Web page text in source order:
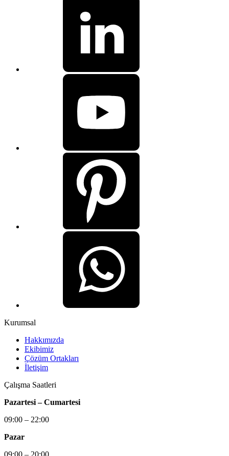
Kurumsal
Hakkımızda
Ekibimiz
Çözüm Ortakları
İletişim
Çalışma Saatleri
Pazartesi – Cumartesi
09:00 – 22:00
Pazar
09:00 – 20:00